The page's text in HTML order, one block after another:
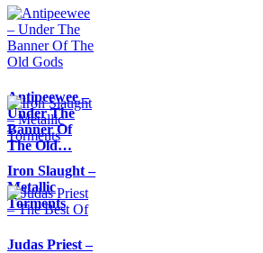
Antipeewee –
Under The
Banner Of
The Old…
Iron Slaught –
Metallic
Torments
Judas Priest –